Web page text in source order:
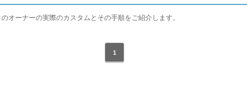
オーナーの実際のカスタムとその手順をご紹介します。
1